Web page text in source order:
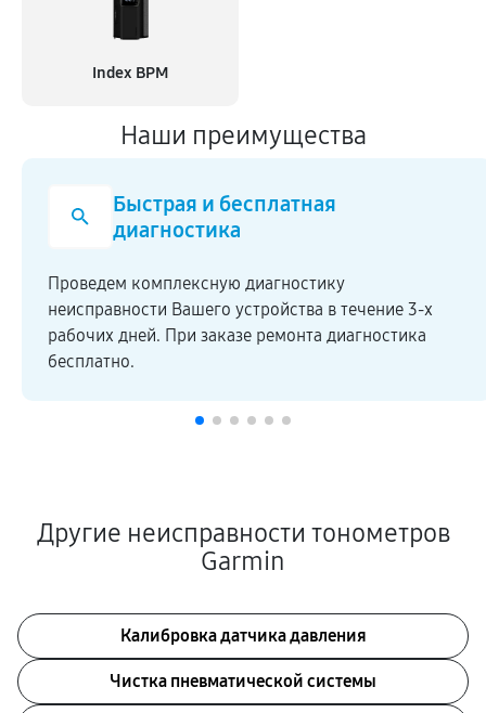
Index BPM
Наши преимущества
Быстрая и бесплатная
диагностика
Проведем комплексную диагностику
неисправности Вашего устройства в течение 3-х
рабочих дней. При заказе ремонта диагностика
бесплатно.
Другие неисправности тонометров
Garmin
Калибровка датчика давления
Чистка пневматической системы